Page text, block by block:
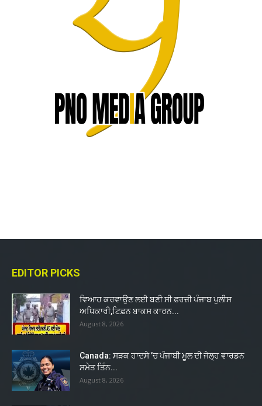
EDITOR PICKS
ਵਿਆਹ ਕਰਵਾਉਣ ਲਈ ਬਣੀ ਸੀ ਫ਼ਰਜ਼ੀ ਪੰਜਾਬ ਪੁਲੀਸ
ਅਧਿਕਾਰੀ,ਟਿਫ਼ਨ ਬਾਕਸ ਕਾਰਨ...
August 8, 2026
Canada: ਸੜਕ ਹਾਦਸੇ ’ਚ ਪੰਜਾਬੀ ਮੂਲ ਦੀ ਜੇਲ੍ਹ ਵਾਰਡਨ
ਸਮੇਤ ਤਿੰਨ...
August 8, 2026